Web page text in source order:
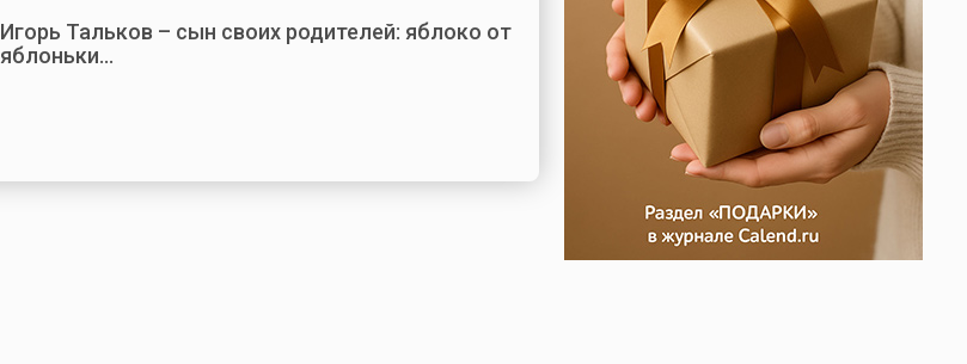
Игорь Тальков – сын своих родителей: яблоко от
яблоньки…